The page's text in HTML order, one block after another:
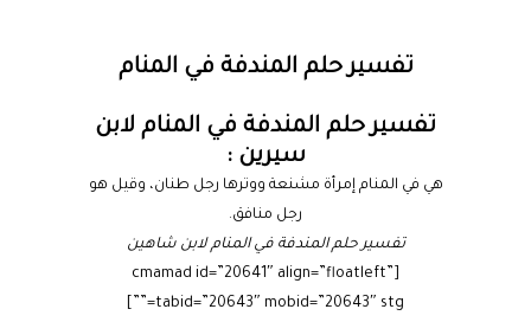
تفسير حلم المندفة في المنام
تفسير حلم المندفة في المنام لابن
سيرين :
هي في المنام إمرأة مشنعة ووترها رجل طنان، وقيل هو
رجل منافق.
تفسير حلم المندفة في المنام لابن شاهين
[cmamad id=”20641″ align=”floatleft”
tabid=”20643″ mobid=”20643″ stg=””]